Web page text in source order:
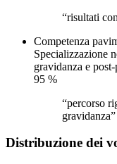
“risultati
Competenza
Specializzazione
gravidanza e
95 %
“percorso
gravidanza”
Distribuzione dei